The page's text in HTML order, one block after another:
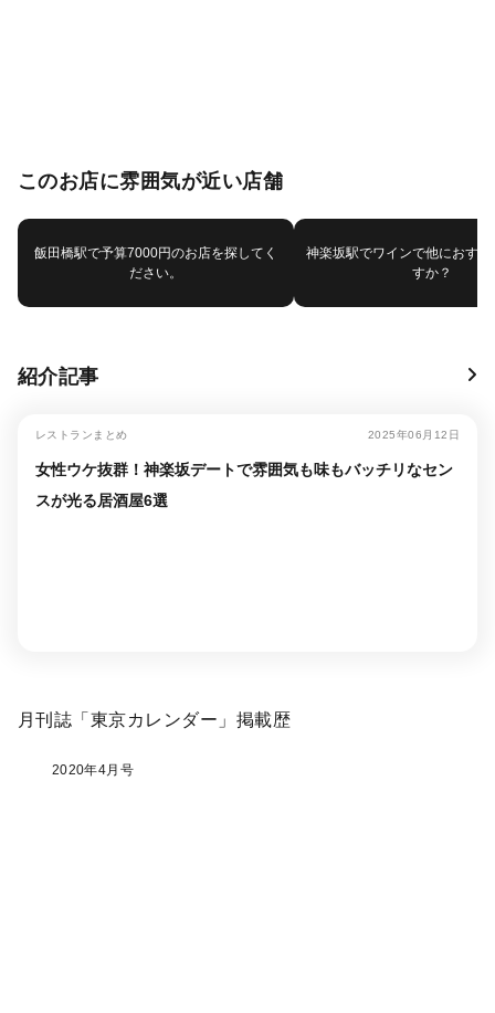
このお店に雰囲気が近い店舗
飯田橋駅で予算7000円のお店を探してく
ださい。
神楽坂駅でワインで他におす
すか？
紹介記事
レストランまとめ 2025年06月12日
女性ウケ抜群！神楽坂デートで雰囲気も味もバッチリなセン
スが光る居酒屋6選
月刊誌「東京カレンダー」掲載歴
2020年4月号